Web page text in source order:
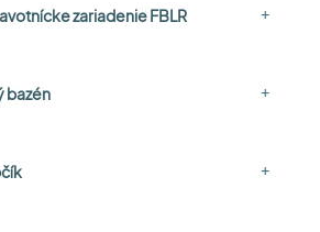
zariadenie FBLR +
bazén +
+